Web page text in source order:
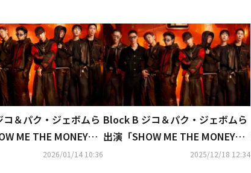
＆パク・ジェボムら
ME THE MONEY」
、U-NEXTにて1月15
2026/01/14 10:36
Block B ジコ＆パク・ジェボムら
出演「SHOW ME THE MONEY」
シーズン12、2026年1月15日より
2025/12/18 12:34